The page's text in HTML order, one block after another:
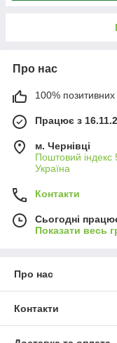
Про нас
100% позитивних
Працює з
м. Чернівці
Поштовий індекс
Україна
Контакти
Сьогодні
Показати весь
Про нас
Контакти